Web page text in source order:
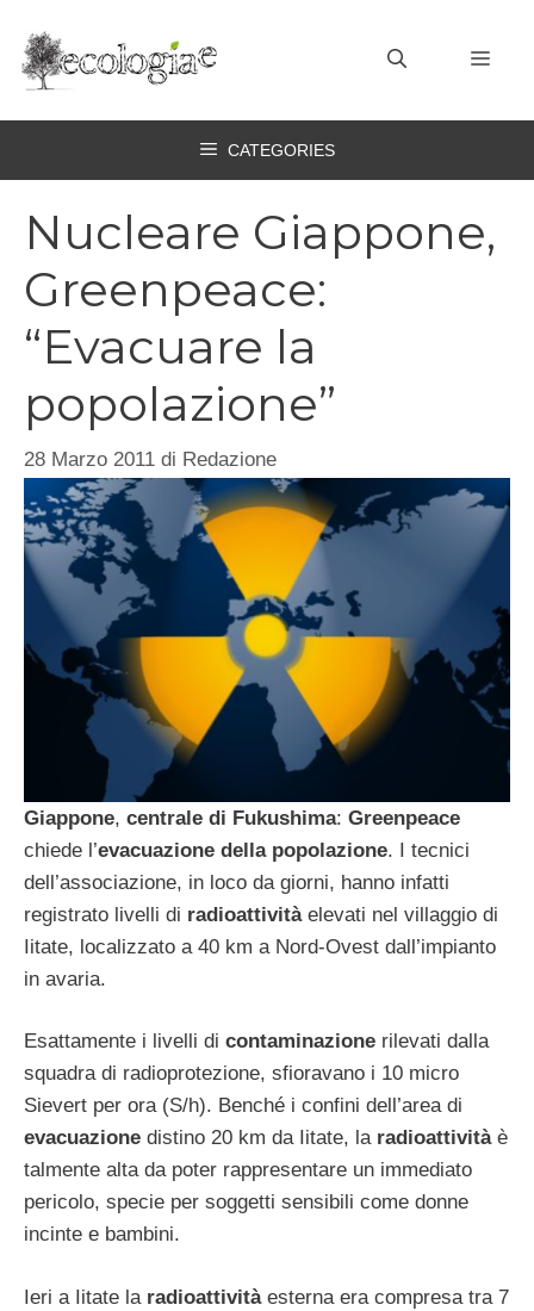
contenuto
CATEGORIES
Nucleare Giappone,
Greenpeace:
“Evacuare la
popolazione”
28 Marzo 2011 di Redazione
Giappone, centrale di Fukushima: Greenpeace
chiede l’evacuazione della popolazione. I tecnici
dell’associazione, in loco da giorni, hanno infatti
registrato livelli di radioattivitàelevati nel villaggio di
Iitate, localizzato a 40 km a Nord-Ovest dall’impianto
in avaria.
Esattamente i livelli di contaminazione rilevati dalla
squadra di radioprotezione, sfioravano i 10 micro
Sievert per ora (S/h). Benché i confini dell’area di
evacuazione distino 20 km da Iitate, la radioattivitàè
talmente alta da poter rappresentare un immediato
pericolo, specie per soggetti sensibili come donne
incinte e bambini.
Ieri a Iitate la radioattivitàesterna era compresa tra 7